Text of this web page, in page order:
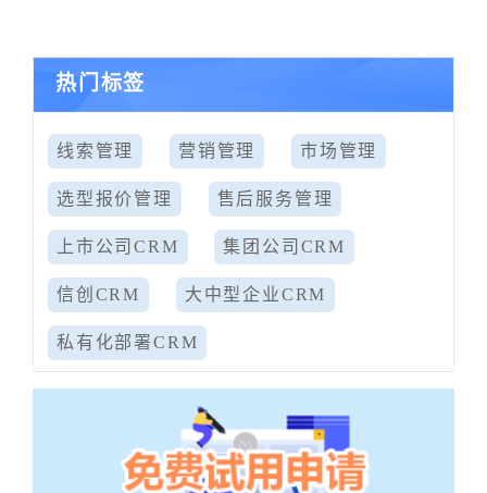
热门标签
线索管理 营销管理 市场管理
选型报价管理 售后服务管理
上市公司CRM 集团公司CRM
信创CRM 大中型企业CRM
私有化部署CRM